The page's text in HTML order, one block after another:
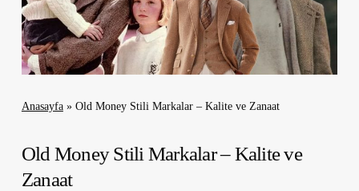
Anasayfa» Old Money Stili Markalar – Kalite ve Zanaat
Old Money Stili Markalar – Kalite ve
Zanaat